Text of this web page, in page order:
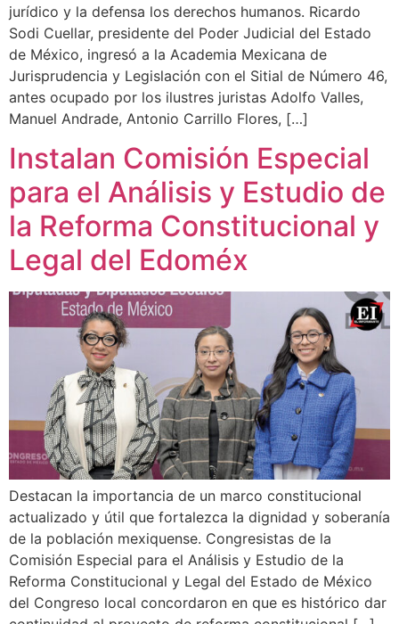
jurídico y la defensa los derechos humanos. Ricardo
Sodi Cuellar, presidente del Poder Judicial del Estado
de México, ingresó a la Academia Mexicana de
Jurisprudencia y Legislación con el Sitial de Número 46,
antes ocupado por los ilustres juristas Adolfo Valles,
Manuel Andrade, Antonio Carrillo Flores, […]
Instalan Comisión Especial
para el Análisis y Estudio de
la Reforma Constitucional y
Legal del Edoméx
Destacan la importancia de un marco constitucional
actualizado y útil que fortalezca la dignidad y soberanía
de la población mexiquense. Congresistas de la
Comisión Especial para el Análisis y Estudio de la
Reforma Constitucional y Legal del Estado de México
del Congreso local concordaron en que es histórico dar